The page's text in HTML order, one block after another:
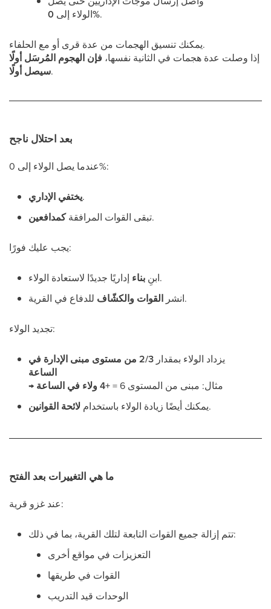
الولاء إلى0%.
يمكنك تنسيق الهجمات من عدة قرى أو مع الحلفاء.
إذا وصلت عدة هجمات في الثانية نفسها، فإن الهجوم المُرسَل أولًا
سيصل أولًا.
بعد احتلال ناجح
عندما يصل الولاء إلى 0%:
يختفي الإداري.
تبقى القوات المرافقةكمدافعين .
يجب عليك فورًا:
ابنِ بناء
إداريًا جديدًا لاستعادة الولاء.
انشر القوات والكشّاف للدفاع في القرية.
تجديد الولاء:
يزداد الولاء بمقدار
2/3 من مستوى مبنى الإدارة في
الساعة
→ مثال: مبنى من المستوى 6 = +4 ولاء في الساعة
يمكنك أيضًا زيادة الولاء باستخدام لائحة القوانين .
ما هي التغييرات بعد الفتح
عند غزو قرية:
تتم إزالة جميع القوات التابعة لتلك القرية، بما في ذلك:
التعزيزات في مواقع أخرى
القوات في طريقها
الوحدات قيد التدريب